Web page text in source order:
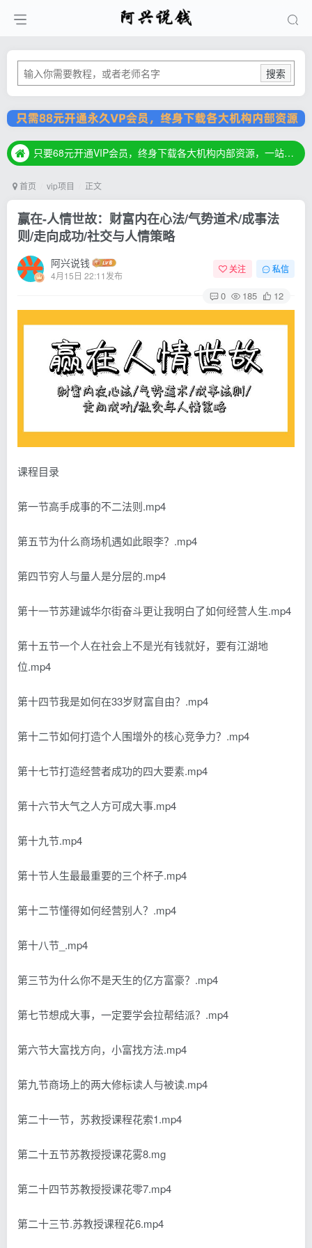
搜索
只要68元开通VIP会员，终身下载各大机构内部资源，一站式草根创业基地，最新最强网赚教程大全，小投入，大回报！
只要68元开通VIP会员，终身下载各大机构内部资源，一站式草根创业基地，最新最强网赚教程大全，小投入，大回报！
首页 vip项目 正文
赢在-人情世故：财富内在心法/气势道术/成事法
则/走向成功/社交与人情策略
阿兴说钱
4月15日 22:11发布
关注 私信
0 185 12
课程目录
第一节高手成事的不二法则.mp4
第五节为什么商场机遇如此眼李？.mp4
第四节穷人与量人是分层的.mp4
第十一节苏建诚华尔街奋斗更让我明白了如何经营人生.mp4
第十五节一个人在社会上不是光有钱就好，要有江湖地
位.mp4
第十四节我是如何在33岁财富自由？.mp4
第十二节如何打造个人围增外的核心竞争力？.mp4
第十七节打造经营者成功的四大要素.mp4
第十六节大气之人方可成大事.mp4
第十九节.mp4
第十节人生最最重要的三个杯子.mp4
第十二节懂得如何经营别人？.mp4
第十八节_.mp4
第三节为什么你不是天生的亿方富豪？.mp4
第七节想成大事，一定要学会拉帮结派？.mp4
第六节大富找方向，小富找方法.mp4
第九节商场上的两大修标读人与被读.mp4
第二十一节，苏救授课程花索1.mp4
第二十五节苏教授授课花雾8.mg
第二十四节苏教授授课花零7.mp4
第二十三节.苏教授课程花6.mp4